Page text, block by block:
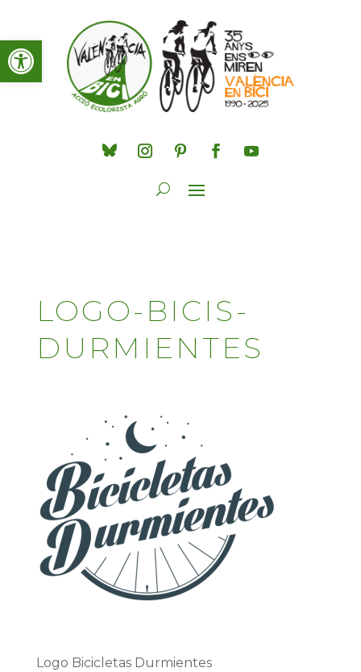
Obre la barra d'eines
LOGO-BICIS-
DURMIENTES
Logo Bicicletas Durmientes